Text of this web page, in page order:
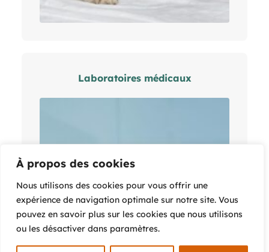
À propos des cookies
Nous utilisons des cookies pour vous offrir une
expérience de navigation optimale sur notre site. Vous
pouvez en savoir plus sur les cookies que nous utilisons
ou les désactiver dans paramètres.
Laboratoires médicaux